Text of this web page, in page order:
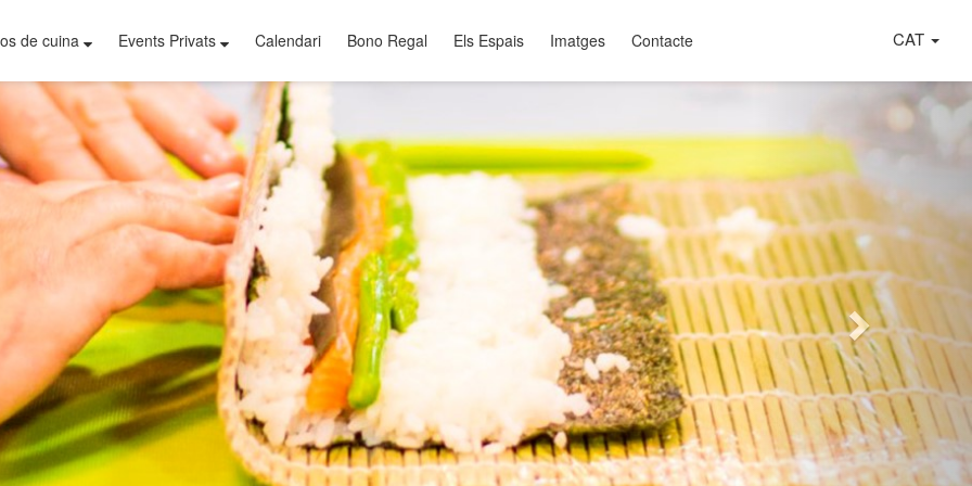
de cuina Events Privats Calendari Bono Regal Els Espais Imatges Contacte CAT